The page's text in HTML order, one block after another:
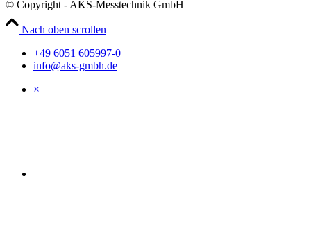
© Copyright - AKS-Messtechnik GmbH
Nach oben scrollen
+49 6051 605997-0
info@aks-gmbh.de
×